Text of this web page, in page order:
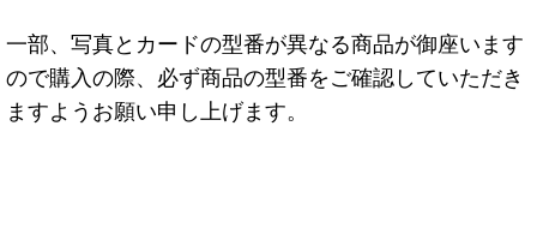
一部、写真とカードの型番が異なる商品が御座います
ので購入の際、必ず商品の型番をご確認していただき
ますようお願い申し上げます。